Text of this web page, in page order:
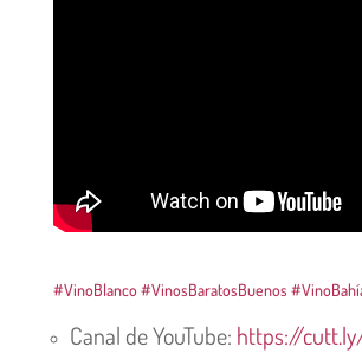
#VinoBlanco #VinosBaratosBuenos
Canal de YouTube: https://